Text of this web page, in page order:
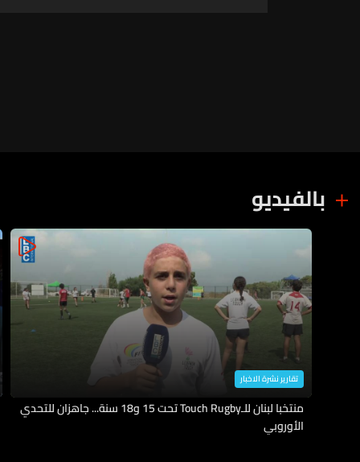
بالفيديو
تقارير نشرة الاخبار
منتخبا لبنان للـTouch Rugby تحت 15 و18 سنة... جاهزان للتحدي
الأوروبي